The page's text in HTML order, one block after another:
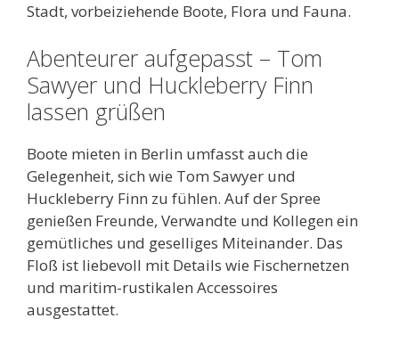
Stadt, vorbeiziehende Boote, Flora und Fauna.
Abenteurer aufgepasst – Tom
Sawyer und Huckleberry Finn
lassen grüßen
Boote mieten in Berlin umfasst auch die
Gelegenheit, sich wie Tom Sawyer und
Huckleberry Finn zu fühlen. Auf der Spree
genießen Freunde, Verwandte und Kollegen ein
gemütliches und geselliges Miteinander. Das
Floß ist liebevoll mit Details wie Fischernetzen
und maritim-rustikalen Accessoires
ausgestattet.